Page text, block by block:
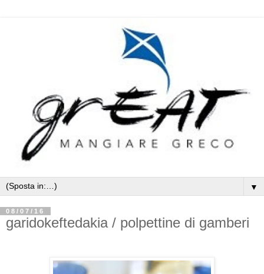
▼
08/07/16
garidokeftedakia / polpettine di gamberi